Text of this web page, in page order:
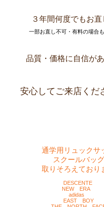
３年間何度でもお直
一部お直し不可・有料の場合
品質・価格に自信があ
安心してご来店くだ
通学用リュックサ
スクールバッグ
取りそろえており
DESCENTE
NEW ERA
adidas
EAST BOY